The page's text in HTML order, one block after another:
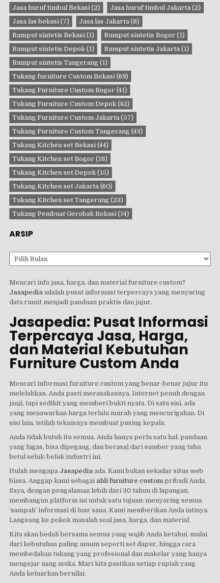
Jasa huruf timbul Bekasi (2) Jasa huruf timbul Jakarta (2)
Jasa las bekasi (7) Jasa las Jakarta (8)
Rumput sintetis Bekasi (1) Rumput sintetis Bogor (1)
Rumput sintetis Depok (1) Rumput sintetis Jakarta (1)
Rumput sintetis Tangerang (1)
Tukang furniture Custom Bekasi (69)
Tukang Furniture Custom Bogor (41)
Tukang Furniture Custom Depok (42)
Tukang Furniture Custom Jakarta (57)
Tukang Furniture Custom Tangerang (43)
Tukang Kitchen set Bekasi (44)
Tukang Kitchen set Bogor (18)
Tukang Kitchen set Depok (15)
Tukang Kitchen set Jakarta (60)
Tukang Kitchen set Tangerang (23)
Tukang Pembuat Gerobak Bekasi (14)
ARSIP
Arsip
Mencari info jasa, harga, dan material furniture custom?
Jasapedia adalah pusat informasi terpercaya yang menyaring
data rumit menjadi panduan praktis dan jujur.
Jasapedia: Pusat Informasi
Terpercaya Jasa, Harga,
dan Material Kebutuhan
Furniture Custom Anda
Mencari informasi furniture custom yang benar-benar jujur itu
melelahkan. Anda pasti merasakannya. Internet penuh dengan
janji, tapi sedikit yang memberi bukti nyata. Di satu sisi, ada
yang menawarkan harga terlalu murah yang mencurigakan. Di
sisi lain, istilah teknisnya membuat pusing kepala.
Anda tidak butuh itu semua. Anda hanya perlu satu hal: panduan
yang lugas, bisa dipegang, dan berasal dari sumber yang tahu
betul seluk-beluk industri ini.
Itulah mengapa Jasapedia ada. Kami bukan sekadar situs web
biasa. Anggap kami sebagai ahli furniture custom pribadi Anda.
Saya, dengan pengalaman lebih dari 30 tahun di lapangan,
membangun platform ini untuk satu tujuan: menyaring semua
‘sampah’ informasi di luar sana. Kami memberikan Anda intinya.
Langsung ke pokok masalah soal jasa, harga, dan material.
Kita akan bedah bersama semua yang wajib Anda ketahui, mulai
dari kebutuhan paling umum seperti set dapur, hingga cara
membedakan tukang yang profesional dan makelar yang hanya
mengejar uang muka. Mari kita pastikan setiap rupiah yang
Anda keluarkan bernilai.